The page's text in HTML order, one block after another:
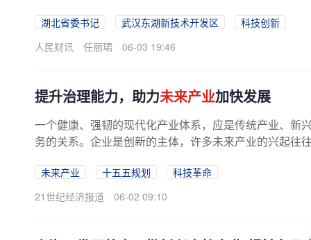
湖北省委书记 武汉东湖新技术开发区
科技创新
人民财讯
任丽珺 06-03 19:46
提升治理能力，助力未来产业加快发展
一个健康、强韧的现代化产业体系，应是传统产业、新
务的关系。企业是创新的主体，许多未来产业的兴起往
未来产业 十五五规划
科技革命
21世纪经济报道
06-02 09:10